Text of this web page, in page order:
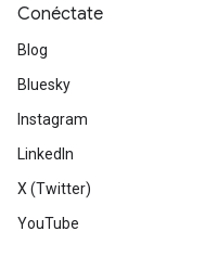
Conéctate
Blog
Bluesky
Instagram
LinkedIn
X (Twitter)
YouTube